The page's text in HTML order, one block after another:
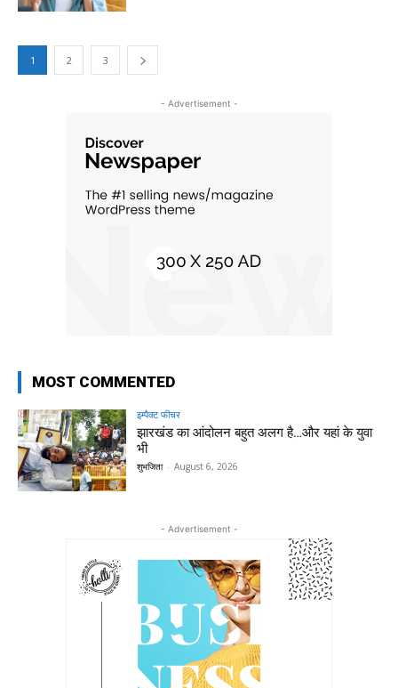
1 2 3
- Advertisement -
MOST COMMENTED
इम्पैक्ट फीचर
झारखंड का आंदोलन बहुत अलग है…और यहां के युवा
भी
शुभजिता - August 6, 2026
- Advertisement -